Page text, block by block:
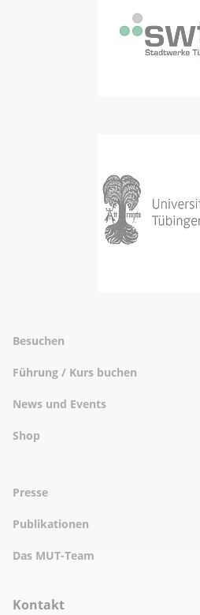
Besuchen
Führung / Kurs buchen
News und Events
Shop
Presse
Publikationen
Das MUT-Team
Kontakt